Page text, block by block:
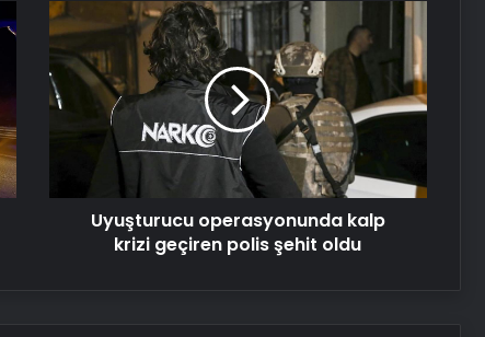
Serjoy : Dijital Medya Ajansı, Google
Reklam Ajansı, SEO Ajansı ve Web
Tasarım Ajansı
UETDS Nedir ? Uetds.com İle Akıllı
Dijital Taşımacılık Yazılımı
Trabzon Demir: Bölgenin Endüstriyel
Gücü
Uyuşturucu
operasyonunda
kalp
krizi
geçiren
Uyuşturucu operasyonunda kalp
krizi geçiren polis şehit oldu